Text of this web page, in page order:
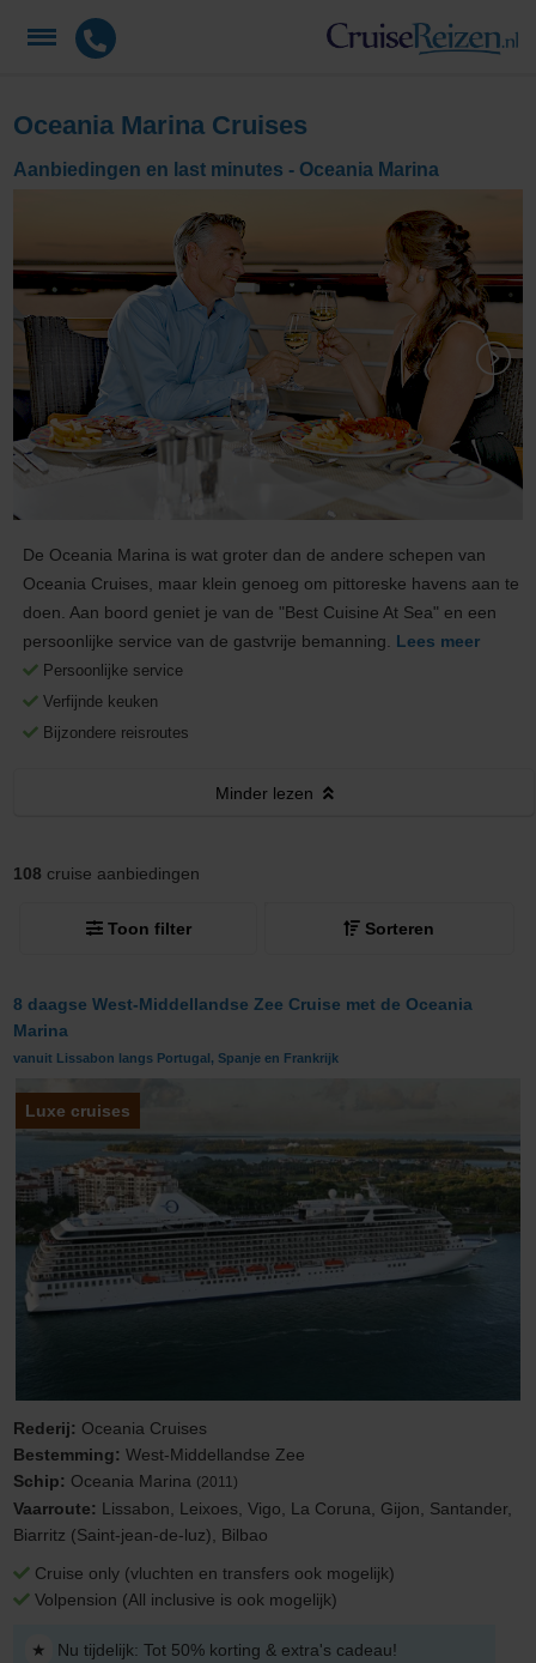
Oceania Marina Cruises
Aanbiedingen en last minutes - Oceania Marina
De Oceania Marina is wat groter dan de andere schepen van
Oceania Cruises, maar klein genoeg om pittoreske havens aan te
doen. Aan boord geniet je van de "Best Cuisine At Sea" en een
persoonlijke service van de gastvrije bemanning. Lees meer
Persoonlijke service
Verfijnde keuken
Bijzondere reisroutes
Minderlezen
108 cruise aanbiedingen
Toon filter Sorteren
8 daagse West-Middellandse Zee Cruise met de Oceania
Marina
vanuit Lissabon langs Portugal, Spanje en Frankrijk
Luxe cruises
Rederij: Oceania Cruises
Bestemming:West-Middellandse Zee
Schip: Oceania Marina (2011)
Vaarroute: Lissabon, Leixoes, Vigo, La Coruna, Gijon, Santander,
Biarritz (Saint-jean-de-luz), Bilbao
Cruise only (vluchten en transfers ook mogelijk)
Volpension (All inclusive is ook mogelijk)
★ Nu tijdelijk: Tot 50% korting & extra's cadeau!